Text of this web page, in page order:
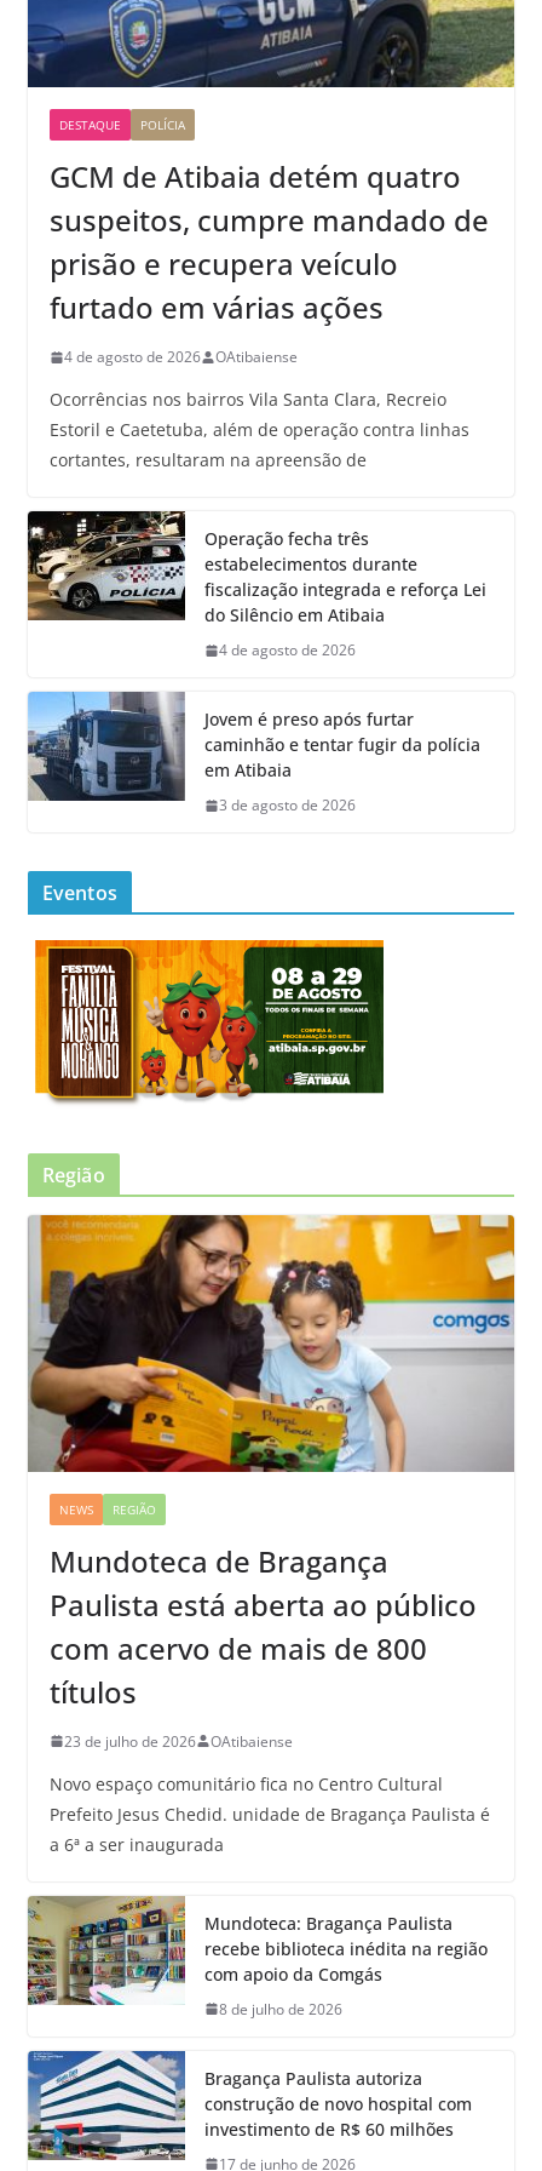
DESTAQUE POLÍCIA
GCM de Atibaia detém quatro
suspeitos, cumpre mandado de
prisão e recupera veículo
furtado em várias ações
4 de agosto de 2026 OAtibaiense
Ocorrências nos bairros Vila Santa Clara, Recreio
Estoril e Caetetuba, além de operação contra linhas
cortantes, resultaram na apreensão de
Operação fecha três
estabelecimentos durante
fiscalização integrada e reforça Lei
do Silêncio em Atibaia
4 de agosto de 2026
Jovem é preso após furtar
caminhão e tentar fugir da polícia
em Atibaia
3 de agosto de 2026
Eventos
Região
NEWS REGIÃO
Mundoteca de Bragança
Paulista está aberta ao público
com acervo de mais de 800
títulos
23 de julho de 2026 OAtibaiense
Novo espaço comunitário fica no Centro Cultural
Prefeito Jesus Chedid. unidade de Bragança Paulista é
a 6ª a ser inaugurada
Mundoteca: Bragança Paulista
recebe biblioteca inédita na região
com apoio da Comgás
8 de julho de 2026
Bragança Paulista autoriza
construção de novo hospital com
investimento de R$ 60 milhões
17 de junho de 2026